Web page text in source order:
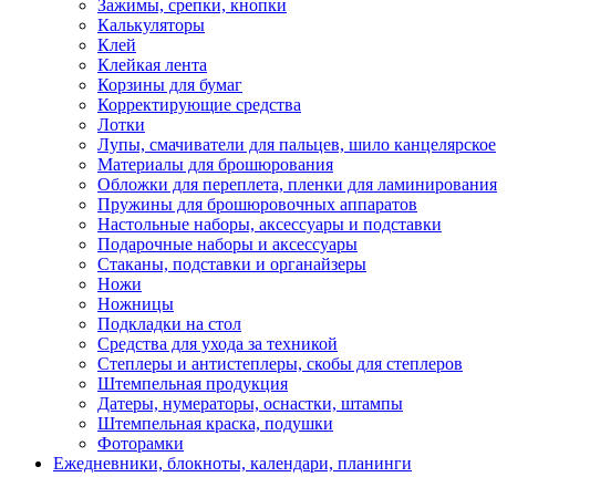
Зажимы, срепки, кнопки
Калькуляторы
Клей
Клейкая лента
Корзины для бумаг
Корректирующие средства
Лотки
Лупы, смачиватели для пальцев, шило канцелярское
Материалы для брошюрования
Обложки для переплета, пленки для ламинирования
Пружины для брошюровочных аппаратов
Настольные наборы, аксессуары и подставки
Подарочные наборы и аксессуары
Стаканы, подставки и органайзеры
Ножи
Ножницы
Подкладки на стол
Средства для ухода за техникой
Степлеры и антистеплеры, скобы для степлеров
Штемпельная продукция
Датеры, нумераторы, оснастки, штампы
Штемпельная краска, подушки
Фоторамки
Ежедневники, блокноты, календари, планинги